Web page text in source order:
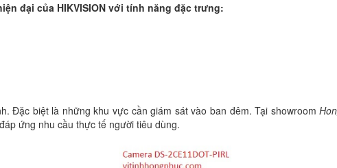
đại của HIKVISION với tính năng đặc trưng:
Đặc biệt là những khu vực cần giám sát vào ban đêm.Tại showroom
ứng nhu cầu thực tế người tiêu dùng.